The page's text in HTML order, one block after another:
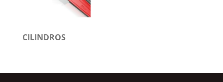
CILINDROS